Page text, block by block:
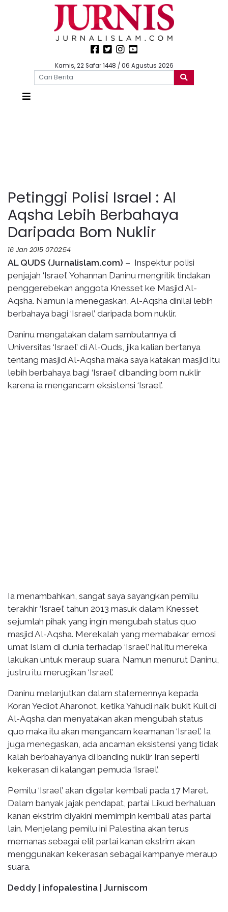
Kamis, 22 Safar 1448 / 06 Agustus 2026
Petinggi Polisi Israel : Al
Aqsha Lebih Berbahaya
Daripada Bom Nuklir
16 Jan 2015 07:02:54
AL QUDS (Jurnalislam.com) – Inspektur polisi
penjajah ‘Israel’ Yohannan Daninu mengritik tindakan
penggerebekan anggota Knesset ke Masjid Al-
Aqsha. Namun ia menegaskan, Al-Aqsha dinilai lebih
berbahaya bagi ‘Israel’ daripada bom nuklir.
Daninu mengatakan dalam sambutannya di
Universitas ‘Israel’ di Al-Quds, jika kalian bertanya
tentang masjid Al-Aqsha maka saya katakan masjid itu
lebih berbahaya bagi ‘Israel’ dibanding bom nuklir
karena ia mengancam eksistensi ‘Israel’.
Ia menambahkan, sangat saya sayangkan pemilu
terakhir ‘Israel’ tahun 2013 masuk dalam Knesset
sejumlah pihak yang ingin mengubah status quo
masjid Al-Aqsha. Merekalah yang memabakar emosi
umat Islam di dunia terhadap ‘Israel’ hal itu mereka
lakukan untuk meraup suara. Namun menurut Daninu,
justru itu merugikan ‘Israel’.
Daninu melanjutkan dalam statemennya kepada
Koran Yediot Aharonot, ketika Yahudi naik bukit Kuil di
Al-Aqsha dan menyatakan akan mengubah status
quo maka itu akan mengancam keamanan ‘Israel’. Ia
juga menegaskan, ada ancaman eksistensi yang tidak
kalah berbahayanya di banding nuklir Iran seperti
kekerasan di kalangan pemuda ‘Israel’.
Pemilu ‘Israel’ akan digelar kembali pada 17 Maret.
Dalam banyak jajak pendapat, partai Likud berhaluan
kanan ekstrim diyakini memimpin kembali atas partai
lain. Menjelang pemilu ini Palestina akan terus
memanas sebagai elit partai kanan ekstrim akan
menggunakan kekerasan sebagai kampanye meraup
suara.
Deddy | infopalestina | Jurniscom